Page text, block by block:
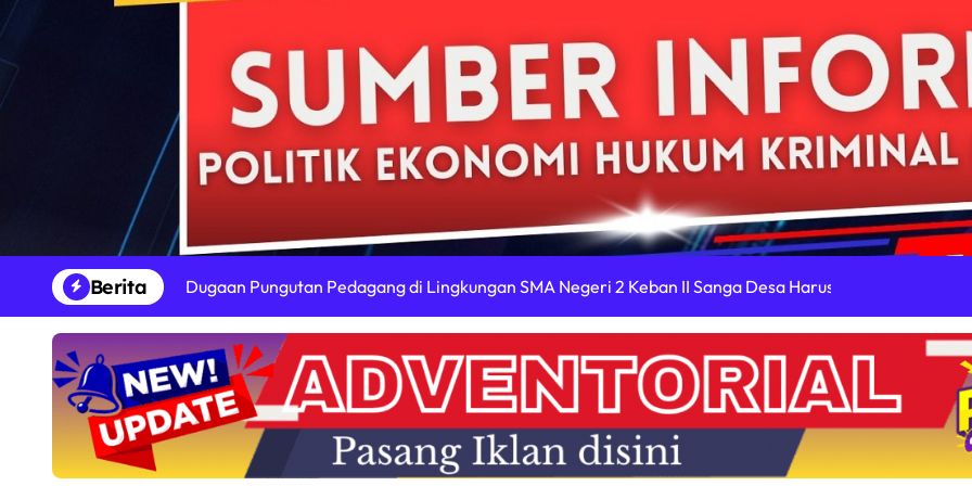
Skip
content
Berita Dugaan Pungutan Pedagang di Lingkungan SMA Negeri 2 Keban II Sanga Desa Harus Diusut Tuntas:
Diduga